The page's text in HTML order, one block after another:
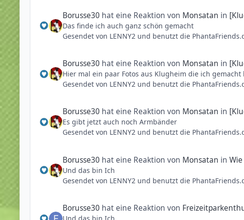
Borusse30 hat eine Reaktion von Monsatan in
Das finde ich auch ganz schön gemacht
Gesendet von LENNY2 und benutzt die
Borusse30 hat eine Reaktion von Monsatan in
Hier mal ein paar Fotos aus Klugheim die ich gemacht
Gesendet von LENNY2 und benutzt die
Borusse30 hat eine Reaktion von Monsatan in
Es gibt jetzt auch noch Armbänder
Gesendet von LENNY2 und benutzt die
Borusse30 hat eine Reaktion von Monsatan in
Und das bin Ich
Gesendet von LENNY2 und benutzt die
Borusse30 hat eine Reaktion von